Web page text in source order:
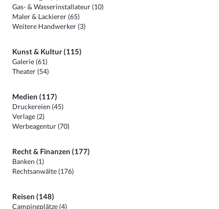
Gas- & Wasserinstallateur (10)
Maler & Lackierer (65)
Weitere Handwerker (3)
Kunst & Kultur (115)
Galerie (61)
Theater (54)
Medien (117)
Druckereien (45)
Verlage (2)
Werbeagentur (70)
Recht & Finanzen (177)
Banken (1)
Rechtsanwälte (176)
Reisen (148)
Campingplätze (4)